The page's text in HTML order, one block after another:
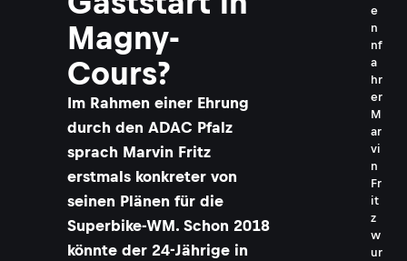
Magny-
Cours?
Im Rahmen einer Ehrung
durch den ADAC Pfalz
sprach Marvin Fritz
erstmals konkreter von
seinen Plänen für die
Superbike-WM. Schon 2018
könnte der 24-Jährige in
e
n
nf
a
hr
er
M
ar
vi
n
Fr
it
z
w
ur